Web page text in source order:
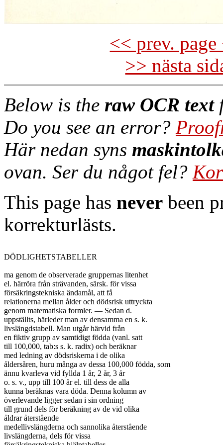
<< prev.
>> nästa
Below is the raw OCR text
Do you see an error?
Här nedan syns
ovan. Ser du något fel?
This page has never been
korrekturlästs.
DÖDLIGHETSTABELLER
ma genom de observerade gruppernas litenhet
el. härröra från strävanden, särsk. för vissa
försäkringstekniska ändamål, att få
relationerna mellan ålder och dödsrisk uttryckta
genom matematiska formler. — Sedan d.
uppställts, härleder man av densamma en s. k.
livslängdstabell. Man utgår härvid från
en fiktiv grupp av samtidigt födda (vanl. satt
till 100,000, tab:s s. k. radix) och beräknar
med ledning av dödsriskerna i de olika
åldersåren, huru många av dessa 100,000 födda, som
ännu kvarleva vid fyllda 1 år, 2 år, 3 år
o. s. v., upp till 100 år el. till dess de alla
kunna beräknas vara döda. Denna kolumn av
överlevande ligger sedan i sin ordning
till grund dels för beräkning av de vid olika
åldrar återstående
medellivslängderna och sannolika återstående
livslängderna, dels för vissa